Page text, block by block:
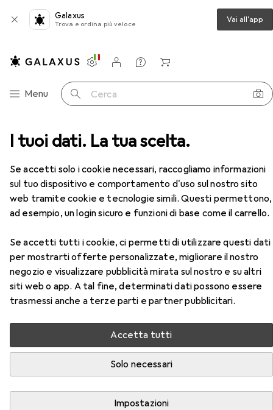
I tuoi dati. La tua scelta.
Se accetti solo i cookie necessari, raccogliamo informazioni
sul tuo dispositivo e comportamento d'uso sul nostro sito
web tramite cookie e tecnologie simili. Questi permettono,
ad esempio, un login sicuro e funzioni di base come il carrello.
Se accetti tutti i cookie, ci permetti di utilizzare questi dati
per mostrarti offerte personalizzate, migliorare il nostro
negozio e visualizzare pubblicità mirata sul nostro e su altri
siti web o app. A tal fine, determinati dati possono essere
trasmessi anche a terze parti e partner pubblicitari.
Accetta tutti
Solo necessari
Impostazioni
Galaxus
Trova e ordina più veloce Vai all'app
Categoria Navigazione
Menu Cerca
Impostazioni
Conto cliente
Liste di confronto
Liste dei desideri
Carrello
Scanner Stampa Toner Xerox 003R99727
EUR
53,19
Xerox003R99727
FC
Accessori per Xerox 003R99727
Qui trovi accessori adatti per il prodotto Xerox
003R99727 della categoria Carta.